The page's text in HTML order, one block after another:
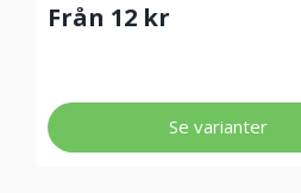
Från 12 kr
Se varianter